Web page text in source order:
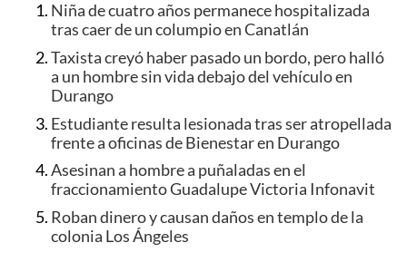
Niña de cuatro años permanece hospitalizada
tras caer de un columpio en Canatlán
Taxista creyó haber pasado un bordo, pero halló
a un hombre sin vida debajo del vehículo en
Durango
Estudiante resulta lesionada tras ser atropellada
frente a oficinas de Bienestar en Durango
Asesinan a hombre a puñaladas en el
fraccionamiento Guadalupe Victoria Infonavit
Roban dinero y causan daños en templo de la
colonia Los Ángeles